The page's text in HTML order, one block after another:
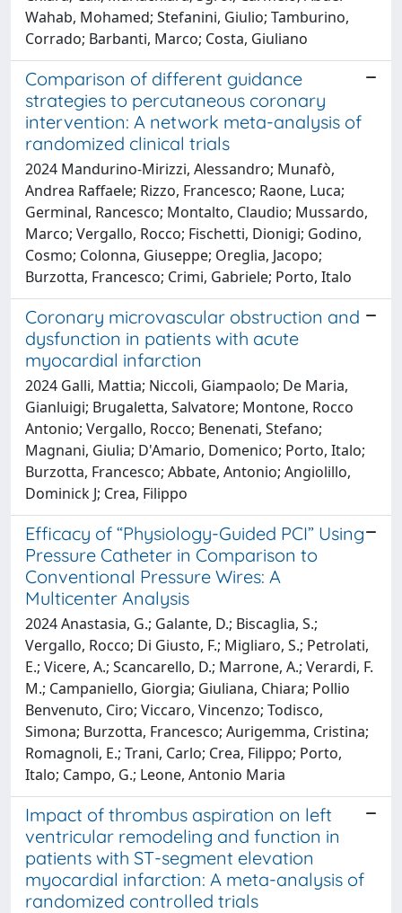
Wahab, Mohamed; Stefanini, Giulio; Tamburino,
Corrado; Barbanti, Marco; Costa, Giuliano
Comparison of different guidance
strategies to percutaneous coronary
intervention: A network meta-analysis of
randomized clinical trials
2024 Mandurino-Mirizzi, Alessandro; Munafò,
Andrea Raffaele; Rizzo, Francesco; Raone, Luca;
Germinal, Rancesco; Montalto, Claudio; Mussardo,
Marco; Vergallo, Rocco; Fischetti, Dionigi; Godino,
Cosmo; Colonna, Giuseppe; Oreglia, Jacopo;
Burzotta, Francesco; Crimi, Gabriele; Porto, Italo
Coronary microvascular obstruction and
dysfunction in patients with acute
myocardial infarction
2024 Galli, Mattia; Niccoli, Giampaolo; De Maria,
Gianluigi; Brugaletta, Salvatore; Montone, Rocco
Antonio; Vergallo, Rocco; Benenati, Stefano;
Magnani, Giulia; D'Amario, Domenico; Porto, Italo;
Burzotta, Francesco; Abbate, Antonio; Angiolillo,
Dominick J; Crea, Filippo
Efficacy of “Physiology-Guided PCI” Using
Pressure Catheter in Comparison to
Conventional Pressure Wires: A
Multicenter Analysis
2024 Anastasia, G.; Galante, D.; Biscaglia, S.;
Vergallo, Rocco; Di Giusto, F.; Migliaro, S.; Petrolati,
E.; Vicere, A.; Scancarello, D.; Marrone, A.; Verardi, F.
M.; Campaniello, Giorgia; Giuliana, Chiara; Pollio
Benvenuto, Ciro; Viccaro, Vincenzo; Todisco,
Simona; Burzotta, Francesco; Aurigemma, Cristina;
Romagnoli, E.; Trani, Carlo; Crea, Filippo; Porto,
Italo; Campo, G.; Leone, Antonio Maria
Impact of thrombus aspiration on left
ventricular remodeling and function in
patients with ST-segment elevation
myocardial infarction: A meta-analysis of
randomized controlled trials